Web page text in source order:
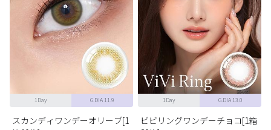
1Day G.DIA 11.9
スカンディワンデーオリーブ[1
1Day G.DIA 13.0
ビビリングワンデーチョコ[1箱